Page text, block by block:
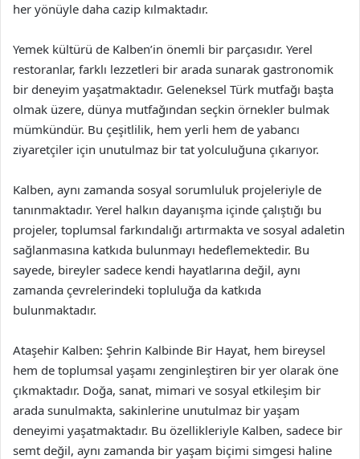
her yönüyle daha cazip kılmaktadır.
Yemek kültürü de Kalben’in önemli bir parçasıdır. Yerel
restoranlar, farklı lezzetleri bir arada sunarak gastronomik
bir deneyim yaşatmaktadır. Geleneksel Türk mutfağı başta
olmak üzere, dünya mutfağından seçkin örnekler bulmak
mümkündür. Bu çeşitlilik, hem yerli hem de yabancı
ziyaretçiler için unutulmaz bir tat yolculuğuna çıkarıyor.
Kalben, aynı zamanda sosyal sorumluluk projeleriyle de
tanınmaktadır. Yerel halkın dayanışma içinde çalıştığı bu
projeler, toplumsal farkındalığı artırmakta ve sosyal adaletin
sağlanmasına katkıda bulunmayı hedeflemektedir. Bu
sayede, bireyler sadece kendi hayatlarına değil, aynı
zamanda çevrelerindeki topluluğa da katkıda
bulunmaktadır.
Ataşehir Kalben: Şehrin Kalbinde Bir Hayat, hem bireysel
hem de toplumsal yaşamı zenginleştiren bir yer olarak öne
çıkmaktadır. Doğa, sanat, mimari ve sosyal etkileşim bir
arada sunulmakta, sakinlerine unutulmaz bir yaşam
deneyimi yaşatmaktadır. Bu özellikleriyle Kalben, sadece bir
semt değil, aynı zamanda bir yaşam biçimi simgesi haline